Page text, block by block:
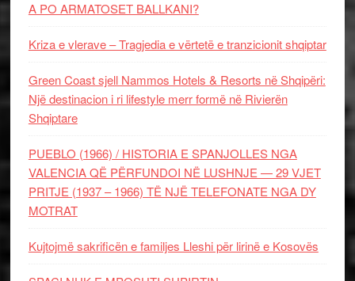
A PO ARMATOSET BALLKANI?
Kriza e vlerave – Tragjedia e vërtetë e tranzicionit shqiptar
Green Coast sjell Nammos Hotels & Resorts në Shqipëri:
Një destinacion i ri lifestyle merr formë në Rivierën
Shqiptare
PUEBLO (1966) / HISTORIA E SPANJOLLES NGA
VALENCIA QË PËRFUNDOI NË LUSHNJE — 29 VJET
PRITJE (1937 – 1966) TË NJË TELEFONATE NGA DY
MOTRAT
Kujtojmë sakrificën e familjes Lleshi për lirinë e Kosovës